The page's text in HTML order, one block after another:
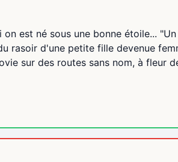
est né sous une bonne étoile...
rasoir d'une petite fille devenue
sur des routes sans nom, à fleur